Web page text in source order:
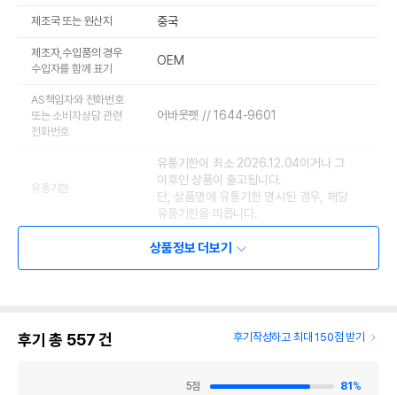
제조국 또는 원산지 중국
제조자,수입품의 경우
수입자를 함께 표기
OEM
AS책임자와 전화번호
또는 소비자상담 관련
전화번호
어바웃펫 // 1644-9601
유통기한
유통기한이 최소 2026.12.04이거나 그
이후인 상품이 출고됩니다.
단, 상품명에 유통기한 명시된 경우, 해당
유통기한을 따릅니다.
상품정보 더보기
후기 총 557건 후기작성하고 최대 150점 받기
5점 81 %